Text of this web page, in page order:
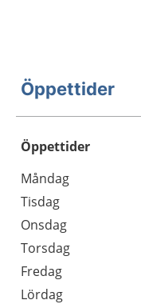
Öppettider
Öppettider
Dag
Öppettider
Kommentarer
Måndag
Tisdag
Onsdag
Torsdag
Fredag
Lördag